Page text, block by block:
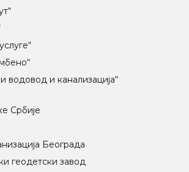
водовод и канализација“
Србије
Београда
геодетски завод